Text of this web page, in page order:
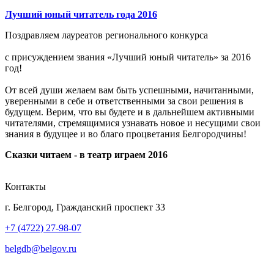
Лучший юный читатель года 2016
Поздравляем лауреатов регионального конкурса
с присуждением звания «Лучший юный читатель» за 2016
год!
От всей души желаем вам быть успешными, начитанными,
уверенными в себе и ответственными за свои решения в
будущем. Верим, что вы будете и в дальнейшем активными
читателями, стремящимися узнавать новое и несущими свои
знания в будущее и во благо процветания Белгородчины!
Сказки читаем - в театр играем 2016
Контакты
г. Белгород, Гражданский проспект 33
+7 (4722) 27-98-07
belgdb@belgov.ru